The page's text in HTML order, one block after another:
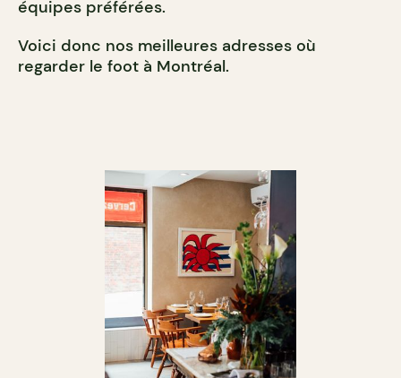
équipes préférées.
Voici donc nos meilleures adresses où
regarder le foot à Montréal.